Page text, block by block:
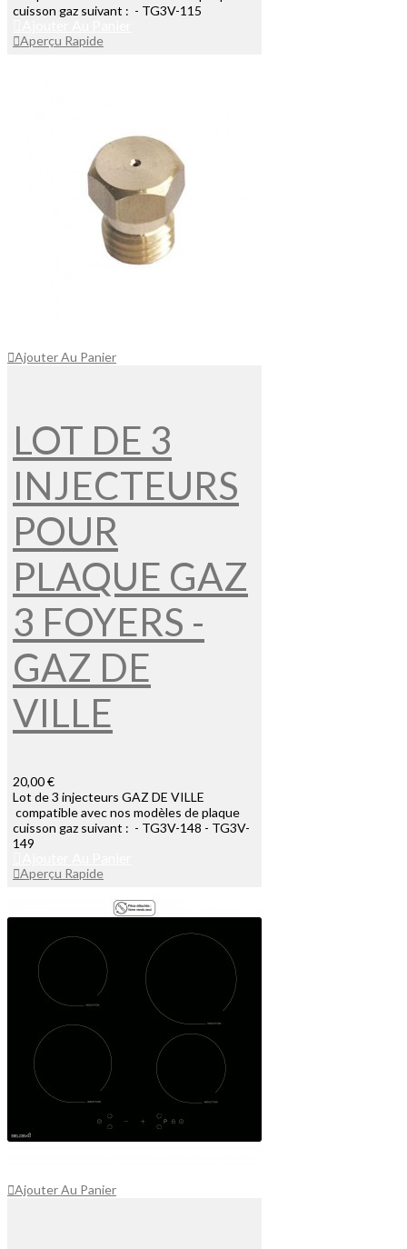
cuisson gaz suivant : - TG3V-115
Aperçu Rapide
Ajouter Au Panier
LOT DE 3
INJECTEURS
POUR
PLAQUE GAZ
3 FOYERS -
GAZ DE
VILLE
20,00 €
Lot de 3 injecteurs GAZ DE VILLE
compatible avec nos modèles de plaque
cuisson gaz suivant : - TG3V-148 - TG3V-
149
Aperçu Rapide
Ajouter Au Panier